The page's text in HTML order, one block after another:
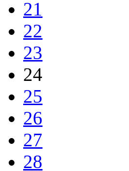
21
22
23
24
25
26
27
28